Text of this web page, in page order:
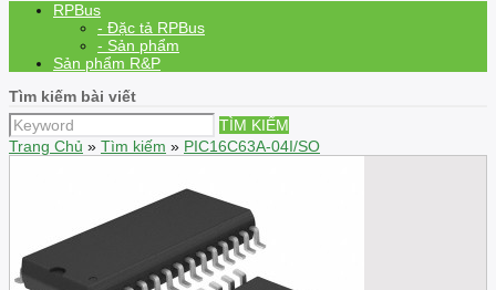
RPBus
- Đặc tả RPBus
- Sản phẩm
Sản phẩm R&P
Tìm kiếm bài viết
TÌM KIẾM
Trang Chủ » Tìm kiếm » PIC16C63A-04I/SO